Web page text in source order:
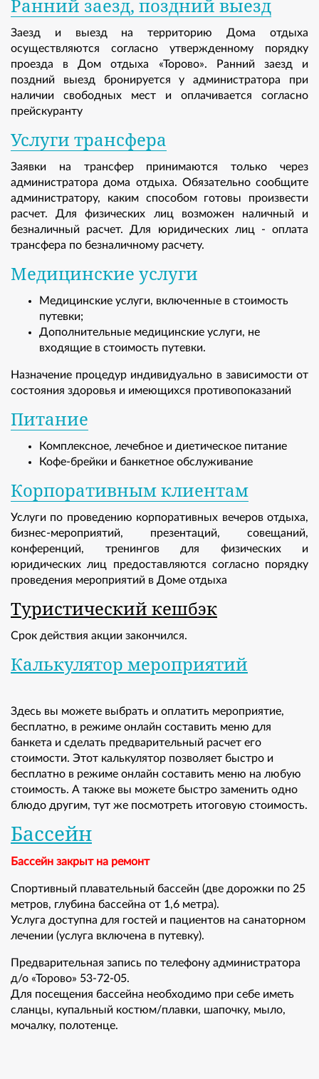
Ранний заезд, поздний выезд
Заезд и выезд на территорию Дома отдыха
осуществляются согласно утвержденному порядку
проезда в Дом отдыха «Торово». Ранний заезд и
поздний выезд бронируется у администратора при
наличии свободных мест и оплачивается согласно
прейскуранту
Услуги трансфера
Заявки на трансфер принимаются только через
администратора дома отдыха. Обязательно сообщите
администратору, каким способом готовы произвести
расчет. Для физических лиц возможен наличный и
безналичный расчет. Для юридических лиц - оплата
трансфера по безналичному расчету.
Медицинские услуги
Медицинские услуги, включенные в стоимость
путевки;
Дополнительные медицинские услуги, не
входящие в стоимость путевки.
Назначение процедур индивидуально в зависимости от
состояния здоровья и имеющихся противопоказаний
Питание
Комплексное, лечебное и диетическое питание
Кофе-брейки и банкетное обслуживание
Корпоративным клиентам
Услуги по проведению корпоративных вечеров отдыха,
бизнес-мероприятий, презентаций, совещаний,
конференций, тренингов для физических и
юридических лиц предоставляются согласно порядку
проведения мероприятий в Доме отдыха
Туристический кешбэк
Срок действия акции закончился.
Калькулятор мероприятий
Здесь вы можете выбрать и оплатить мероприятие,
бесплатно, в режиме онлайн составить меню для
банкета и сделать предварительный расчет его
стоимости. Этот калькулятор позволяет быстро и
бесплатно в режиме онлайн составить меню на любую
стоимость. А также вы можете быстро заменить одно
блюдо другим, тут же посмотреть итоговую стоимость.
Бассейн
Бассейн закрыт на ремонт
Спортивный плавательный бассейн (две дорожки по 25
метров, глубина бассейна от 1,6 метра).
Услуга доступна для гостей и пациентов на санаторном
лечении (услуга включена в путевку).
Предварительная запись по телефону администратора
д/о «Торово» 53-72-05.
Для посещения бассейна необходимо при себе иметь
сланцы, купальный костюм/плавки, шапочку, мыло,
мочалку, полотенце.